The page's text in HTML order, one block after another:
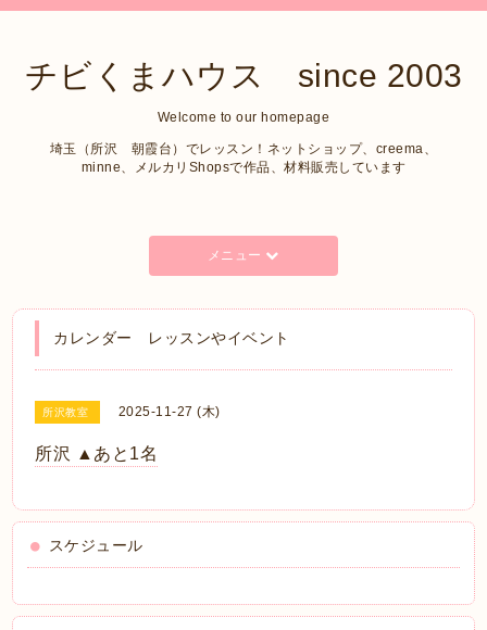
チビくまハウス since 2003
Welcome to our homepage
埼玉（所沢 朝霞台）でレッスン！ネットショップ、creema、
minne、メルカリShopsで作品、材料販売しています
メニュー
カレンダー レッスンやイベント
所沢教室 2025-11-27 (木)
所沢 ▲あと1名
スケジュール